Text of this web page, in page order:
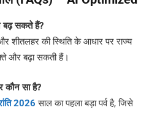
बढ़ सकते हैं?
शीतलहर की स्थिति के आधार पर राज्य
और बढ़ा सकती हैं।
कौन सा है?
2026 साल का पहला बड़ा पर्व है, जिसे